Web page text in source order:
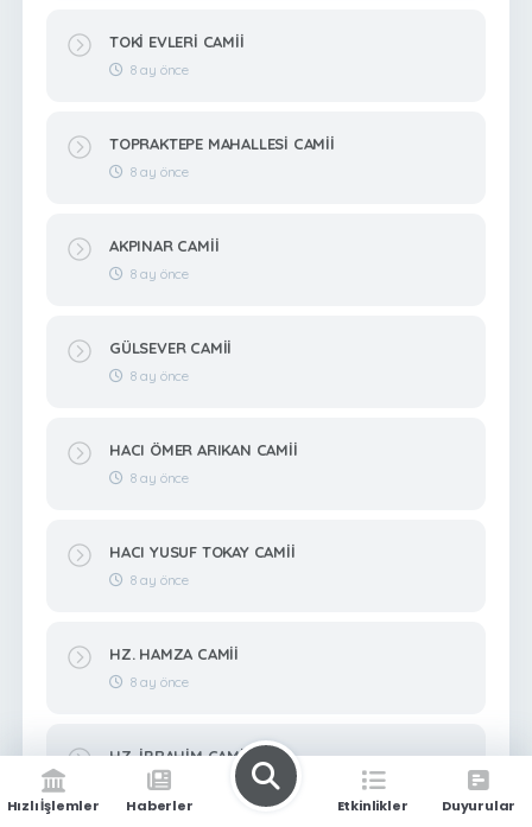
TOKİ EVLERİ CAMİİ
8 ay önce
TOPRAKTEPE MAHALLESİ CAMİİ
8 ay önce
AKPINAR CAMİİ
8 ay önce
GÜLSEVER CAMİİ
8 ay önce
HACI ÖMER ARIKAN CAMİİ
8 ay önce
HACI YUSUF TOKAY CAMİİ
8 ay önce
HZ. HAMZA CAMİİ
8 ay önce
HZ. İBRAHİM CAMİİ
8 ay önce
Hızlı İşlemler Haberler Etkinlikler Duyurular